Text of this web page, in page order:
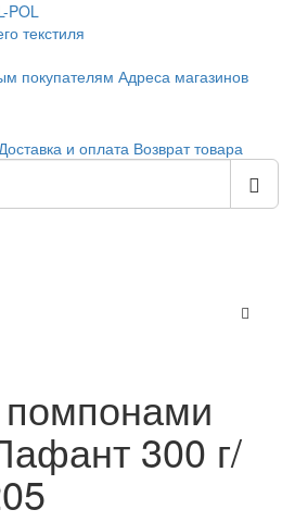
текстиля
покупателям Адреса магазинов
и оплата Возврат товара
300 г/